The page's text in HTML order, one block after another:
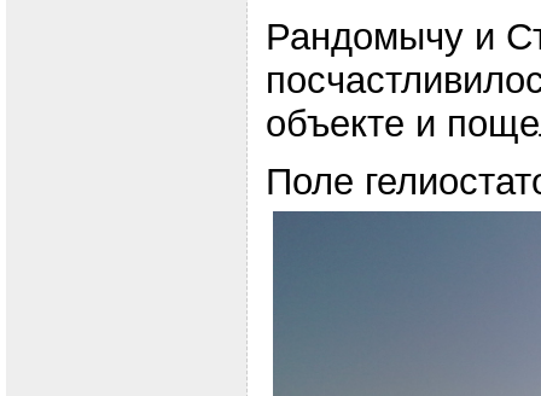
Рандомычу и
объекте и
Поле